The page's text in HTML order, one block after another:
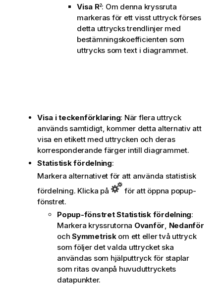
Visa R2: Om denna kryssruta
markeras för ett visst uttryck förses
detta uttrycks trendlinjer med
bestämningskoefficienten som
uttrycks som text i diagrammet.
Visa i teckenförklaring: När flera uttryck
används samtidigt, kommer detta alternativ att
visa en etikett med uttrycken och deras
korresponderande färger intill diagrammet.
Statistisk fördelning:
Markera alternativet för att använda statistisk
fördelning. Klicka på
för att öppna popup-
fönstret.
Popup-fönstret Statistisk fördelning:
Markera kryssrutorna Ovanför Nedanför
och Symmetriskom ett eller två uttryck
som följer det valda uttrycket ska
användas som hjälputtryck för staplar
som ritas ovanpå huvuduttryckets
datapunkter.